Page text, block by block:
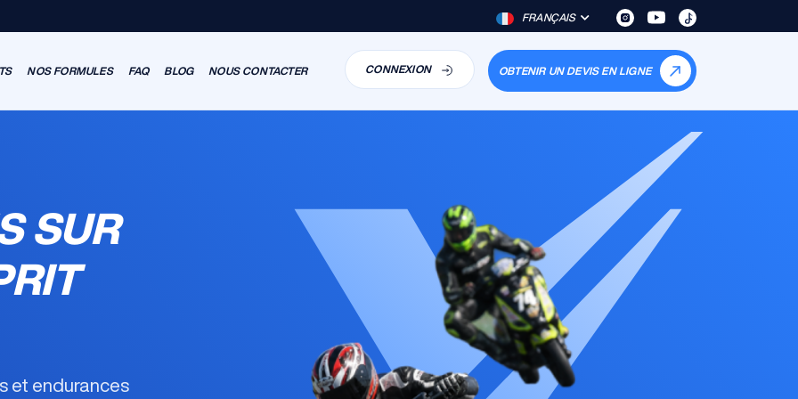
FRANÇAIS
NOS FORMULES FAQ BLOG NOUS CONTACTER CONNEXION OBTENIR UN DEVIS EN LIGNE
SUR
et endurances